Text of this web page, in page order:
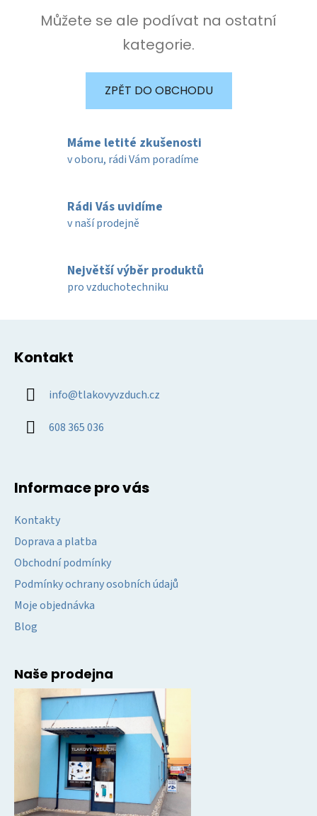
Můžete se ale podívat na ostatní
kategorie.
ZPĚT DO OBCHODU
Máme letité zkušenosti
v oboru, rádi Vám poradíme
Rádi Vás uvidíme
v naší prodejně
Největší výběr produktů
pro vzduchotechniku
Kontakt
info@tlakovyvzduch.cz
608 365 036
Informace pro vás
Kontakty
Doprava a platba
Obchodní podmínky
Podmínky ochrany osobních údajů
Moje objednávka
Blog
Naše prodejna